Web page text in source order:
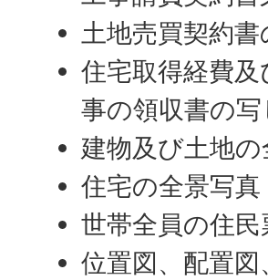
土地売買契約書
住宅取得経費
事の領収書の写
建物及び土地
住宅の全景写真
世帯全員の住
位置図、配置